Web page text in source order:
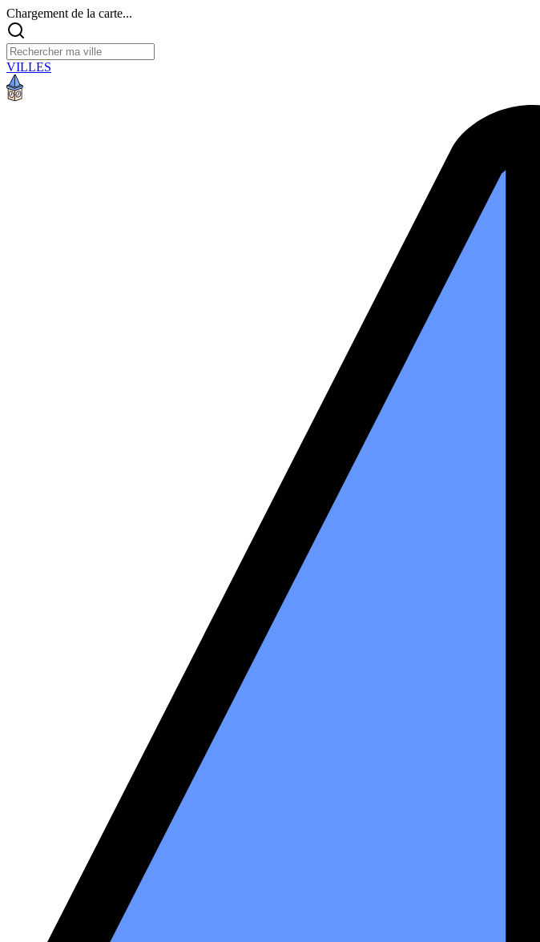
Chargement de la carte...
VILLES